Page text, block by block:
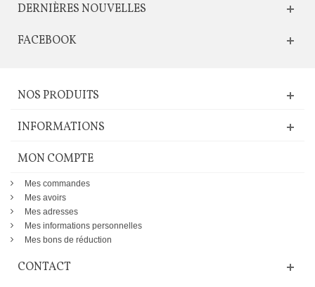
DERNIÈRES NOUVELLES
FACEBOOK
NOS PRODUITS
INFORMATIONS
MON COMPTE
Mes commandes
Mes avoirs
Mes adresses
Mes informations personnelles
Mes bons de réduction
CONTACT